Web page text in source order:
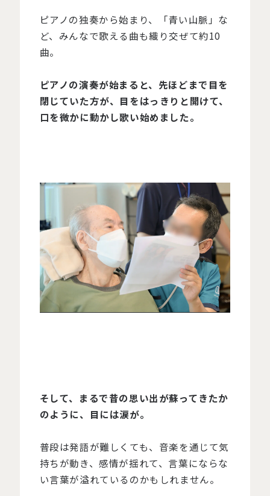
ピアノの独奏から始まり、「青い山脈」な
ど、みんなで歌える曲も織り交ぜて約10
曲。
ピアノの演奏が始まると、先ほどまで目を
閉じていた方が、目をはっきりと開けて、
口を微かに動かし歌い始めました。
そして、まるで昔の思い出が蘇ってきたか
のように、目には涙が。
普段は発語が難しくても、音楽を通じて気
持ちが動き、感情が揺れて、言葉にならな
い言葉が溢れているのかもしれません。